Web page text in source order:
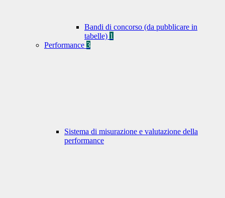
Bandi di concorso (da pubblicare in
tabelle) 1
Performance 3
Sistema di misurazione e valutazione della
performance